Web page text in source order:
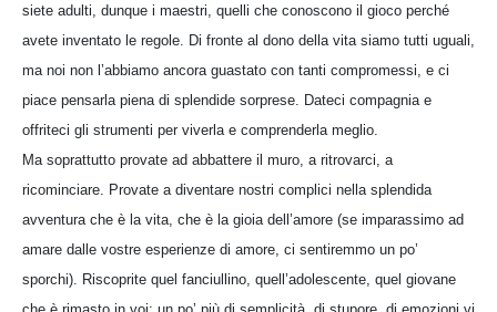
siete adulti, dunque i maestri, quelli che conoscono il gioco perché
avete inventato le regole. Di fronte al dono della vita siamo tutti uguali,
ma noi non l’abbiamo ancora guastato con tanti compromessi, e ci
piace pensarla piena di splendide sorprese. Dateci compagnia e
offriteci gli strumenti per viverla e comprenderla meglio.
Ma soprattutto provate ad abbattere il muro, a ritrovarci, a
ricominciare. Provate a diventare nostri complici nella splendida
avventura che è la vita, che è la gioia dell’amore (se imparassimo ad
amare dalle vostre esperienze di amore, ci sentiremmo un po’
sporchi). Riscoprite quel fanciullino, quell’adolescente, quel giovane